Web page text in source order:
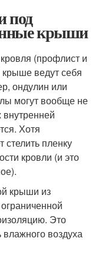
под
крыши
(профлист и
ведут себя
ондулин или
могут вообще не
Хотя
стелить пленку
кровли (и это
крыши из
Это
влажного воздуха